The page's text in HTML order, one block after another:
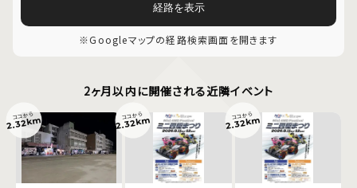
経路を表示
※Googleマップの経路検索画面を開きます
2ヶ月以内に開催される近隣イベント
ココから
2.32km ココから
2.32km ココから
2.32km